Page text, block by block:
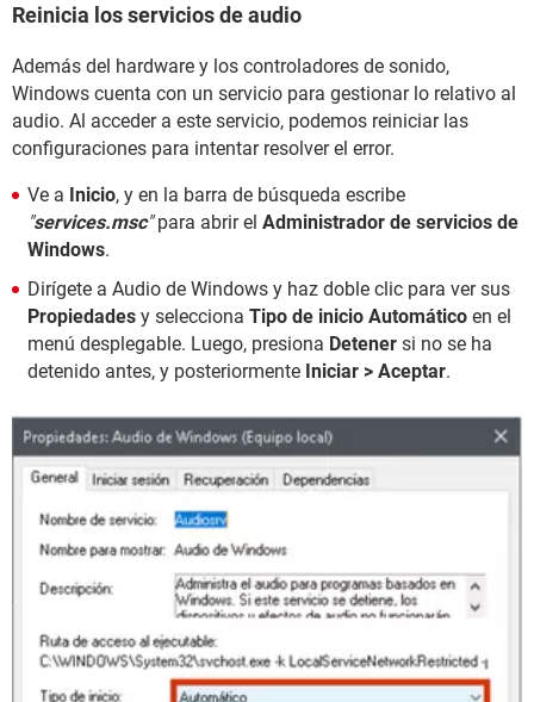
Reinicia los servicios de audio
Además del hardware y los controladores de sonido,
Windows cuenta con un servicio para gestionar lo relativo al
audio. Al acceder a este servicio, podemos reiniciar las
configuraciones para intentar resolver el error.
Ve a Inicio, y en la barra de búsqueda escribe
"services.msc" para abrir el Administrador de servicios de
Windows.
Dirígete a Audio de Windows y haz doble clic para ver sus
Propiedades y selecciona Tipo de inicio Automático en el
menú desplegable. Luego, presiona Detener si no se ha
detenido antes, y posteriormente Iniciar > Aceptar.